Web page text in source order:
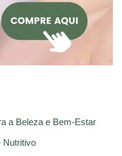
a Beleza e Bem-Estar
Nutritivo